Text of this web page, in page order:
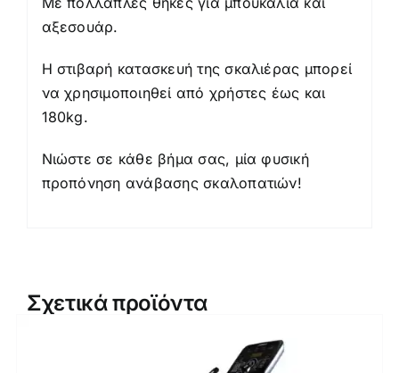
αξεσουάρ.
Η στιβαρή κατασκευή της σκαλιέρας μπορεί
να χρησιμοποιηθεί από χρήστες έως και
180kg.
Νιώστε σε κάθε βήμα σας, μία φυσική
προπόνηση ανάβασης σκαλοπατιών!
Σχετικά προϊόντα